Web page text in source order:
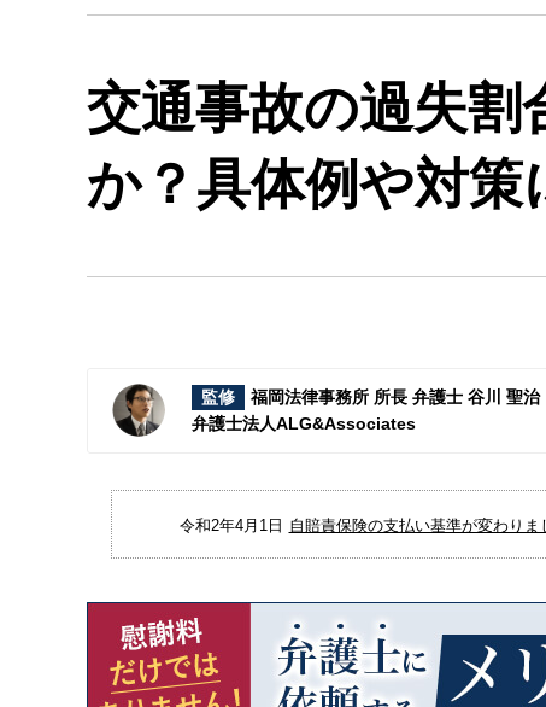
交通事故の過失
か？具体例や対策
監修
福岡法律事務所 所長 弁護士 谷川 聖治
弁護士法人ALG&Associates
令和2年4月1日 自賠責保険の支払い基準が変わり